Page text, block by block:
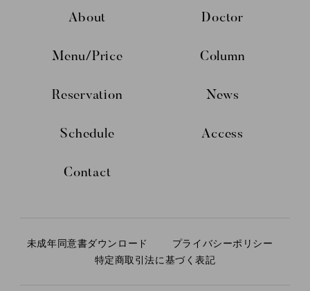
About Doctor
Menu/Price Column
Reservation News
Schedule Access
Contact
未成年同意書ダウンロード
プライバシーポリシー
特定商取引法に基づく表記